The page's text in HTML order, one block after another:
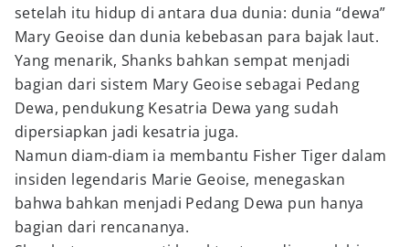
setelah itu hidup di antara dua dunia: dunia “dewa”
Mary Geoise dan dunia kebebasan para bajak laut.
Yang menarik, Shanks bahkan sempat menjadi
bagian dari sistem Mary Geoise sebagai Pedang
Dewa, pendukung Kesatria Dewa yang sudah
dipersiapkan jadi kesatria juga.
Namun diam-diam ia membantu Fisher Tiger dalam
insiden legendaris Marie Geoise, menegaskan
bahwa bahkan menjadi Pedang Dewa pun hanya
bagian dari rencananya.